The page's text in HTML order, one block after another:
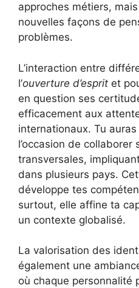
approches métiers,
nouvelles façons de
problèmes.
L’interaction entre
l’ouverture d’esprit et
en question ses
efficacement aux
internationaux. Tu
l’occasion de collaborer
transversales,
dans plusieurs pays.
développe tes
surtout, elle affine ta
un contexte globalisé.
La valorisation des
également une
où chaque personnalité